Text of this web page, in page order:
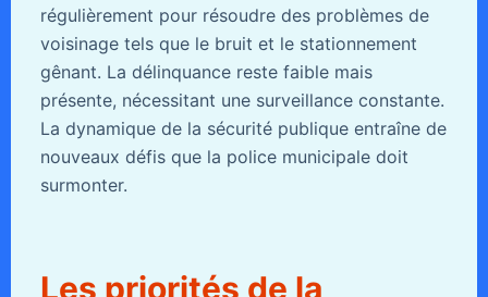
régulièrement pour résoudre des problèmes de
voisinage tels que le bruit et le stationnement
gênant. La délinquance reste faible mais
présente, nécessitant une surveillance constante.
La dynamique de la sécurité publique entraîne de
nouveaux défis que la police municipale doit
surmonter.
Les priorités de la